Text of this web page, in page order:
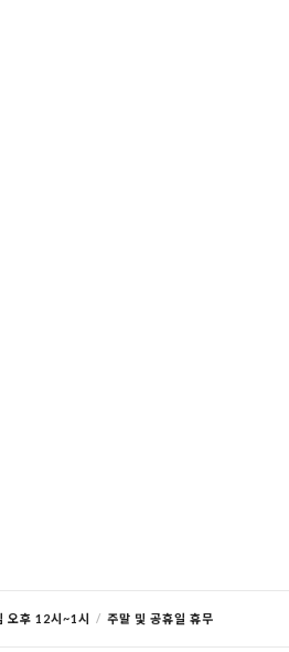
오후 12시~1시 / 주말 및 공휴일 휴무